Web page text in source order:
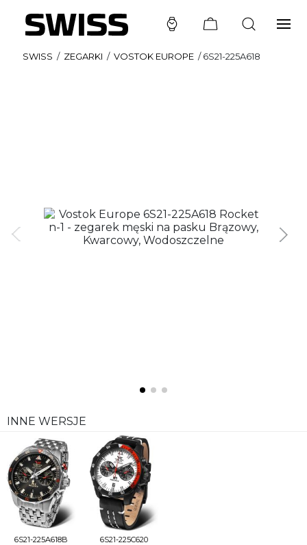
SWISS / ZEGARKI / VOSTOK EUROPE /6S21-225A618
INNE WERSJE
6S21-225A618B 6S21-225C620